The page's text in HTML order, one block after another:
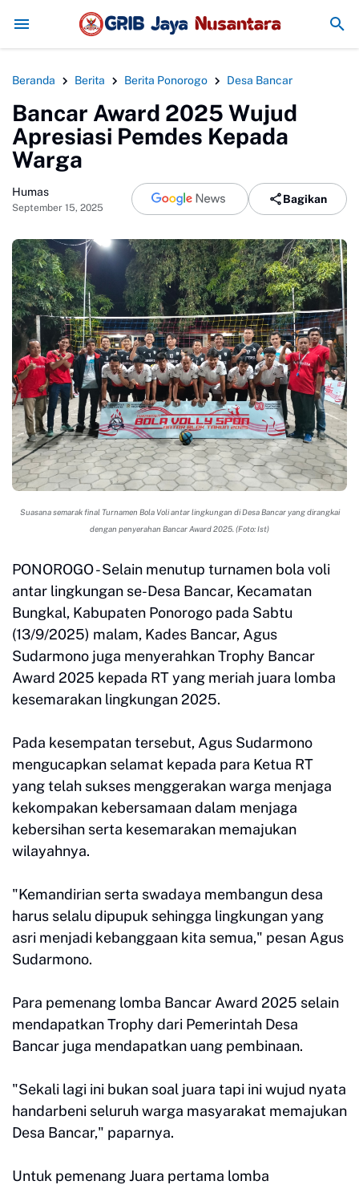
BRI dan Imigrasi Kelas II Non-TPI
Beranda Berita Berita Ponorogo Desa Bancar
Bancar Award 2025 Wujud
Apresiasi Pemdes Kepada
Warga
Humas
September 15, 2025
Bagikan
Suasana semarak final Turnamen Bola Voli antar lingkungan di Desa Bancar yang dirangkai
dengan penyerahan Bancar Award 2025. (Foto: Ist)
PONOROGO - Selain menutup turnamen bola voli
antar lingkungan se-Desa Bancar, Kecamatan
Bungkal, Kabupaten Ponorogo pada Sabtu
(13/9/2025) malam, Kades Bancar, Agus
Sudarmono juga menyerahkan Trophy Bancar
Award 2025 kepada RT yang meriah juara lomba
kesemarakan lingkungan 2025.
Pada kesempatan tersebut, Agus Sudarmono
mengucapkan selamat kepada para Ketua RT
yang telah sukses menggerakan warga menjaga
kekompakan kebersamaan dalam menjaga
kebersihan serta kesemarakan memajukan
wilayahnya.
"Kemandirian serta swadaya membangun desa
harus selalu dipupuk sehingga lingkungan yang
asri menjadi kebanggaan kita semua," pesan Agus
Sudarmono.
Para pemenang lomba Bancar Award 2025 selain
mendapatkan Trophy dari Pemerintah Desa
Bancar juga mendapatkan uang pembinaan.
"Sekali lagi ini bukan soal juara tapi ini wujud nyata
handarbeni seluruh warga masyarakat memajukan
Desa Bancar," paparnya.
Untuk pemenang Juara pertama lomba